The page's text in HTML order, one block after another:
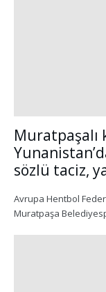
Muratpaşalı
sözlü taciz,
Avrupa Hentbol
Muratpaşa